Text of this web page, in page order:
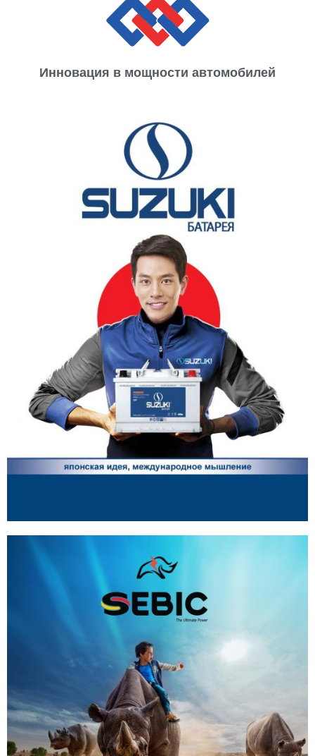
Инновация в мощности автомобилей